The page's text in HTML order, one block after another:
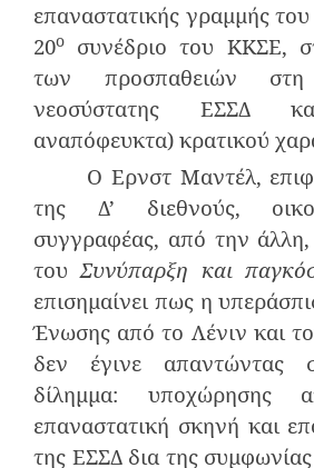
επαναστατικής γραμμής
20ο
συνέδριο του ΚΚΣΕ,
των προσπαθειών
νεοσύστατης ΕΣΣΔ
αναπόφευκτα) κρατικού
Ο Ερνστ Μαντέλ,
της Δ’ διεθνούς,
συγγραφέας, από την
τουΣυνύπαρξη και
επισημαίνει πως η
Ένωσης από το Λένιν και
δεν έγινε απαντώντας
δίλημμα: υποχώρησης
επαναστατική σκηνή και
της ΕΣΣΔ δια της